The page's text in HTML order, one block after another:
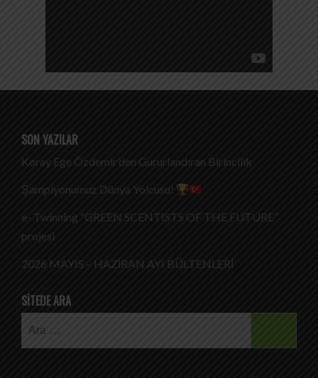
SON YAZILAR
Koray Ege Özdemir’den Gururlandıran Birincilik
Şampiyonumuz Dünya Yolcusu!
e- Twinning “GREEN SCENTISTS OF THE FUTURE”
projesi
2026 MAYIS – HAZİRAN AYI BÜLTENLERİ
SITEDE ARA